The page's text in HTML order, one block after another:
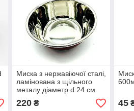
Миска з нержавіючої сталі,
ламінована з щільного
металу діаметр d 24 см
220₴ 45